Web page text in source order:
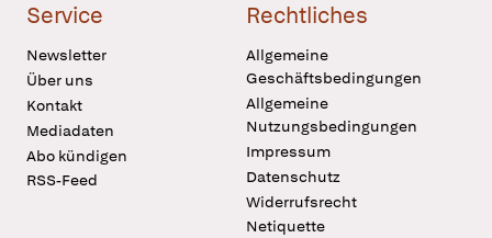
Service
Newsletter
Über uns
Kontakt
Mediadaten
Abo kündigen
RSS-Feed
Rechtliches
Allgemeine
Geschäftsbedingungen
Allgemeine
Nutzungsbedingungen
Impressum
Datenschutz
Widerrufsrecht
Netiquette